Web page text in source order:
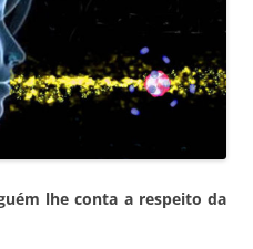
lhe conta a respeito da